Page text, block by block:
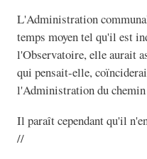
L'Administration
temps moyen tel qu'il est
l'Observatoire, elle aurait
qui pensait-elle,
l'Administration du chemin
Il paraît cependant qu'il
//